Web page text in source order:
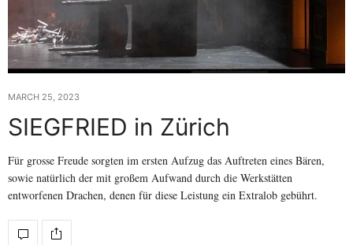
MARCH 25, 2023
SIEGFRIED in Zürich
Für grosse Freude sorgten im ersten Aufzug das Auftreten eines Bären,
sowie natürlich der mit großem Aufwand durch die Werkstätten
entworfenen Drachen, denen für diese Leistung ein Extralob gebührt.